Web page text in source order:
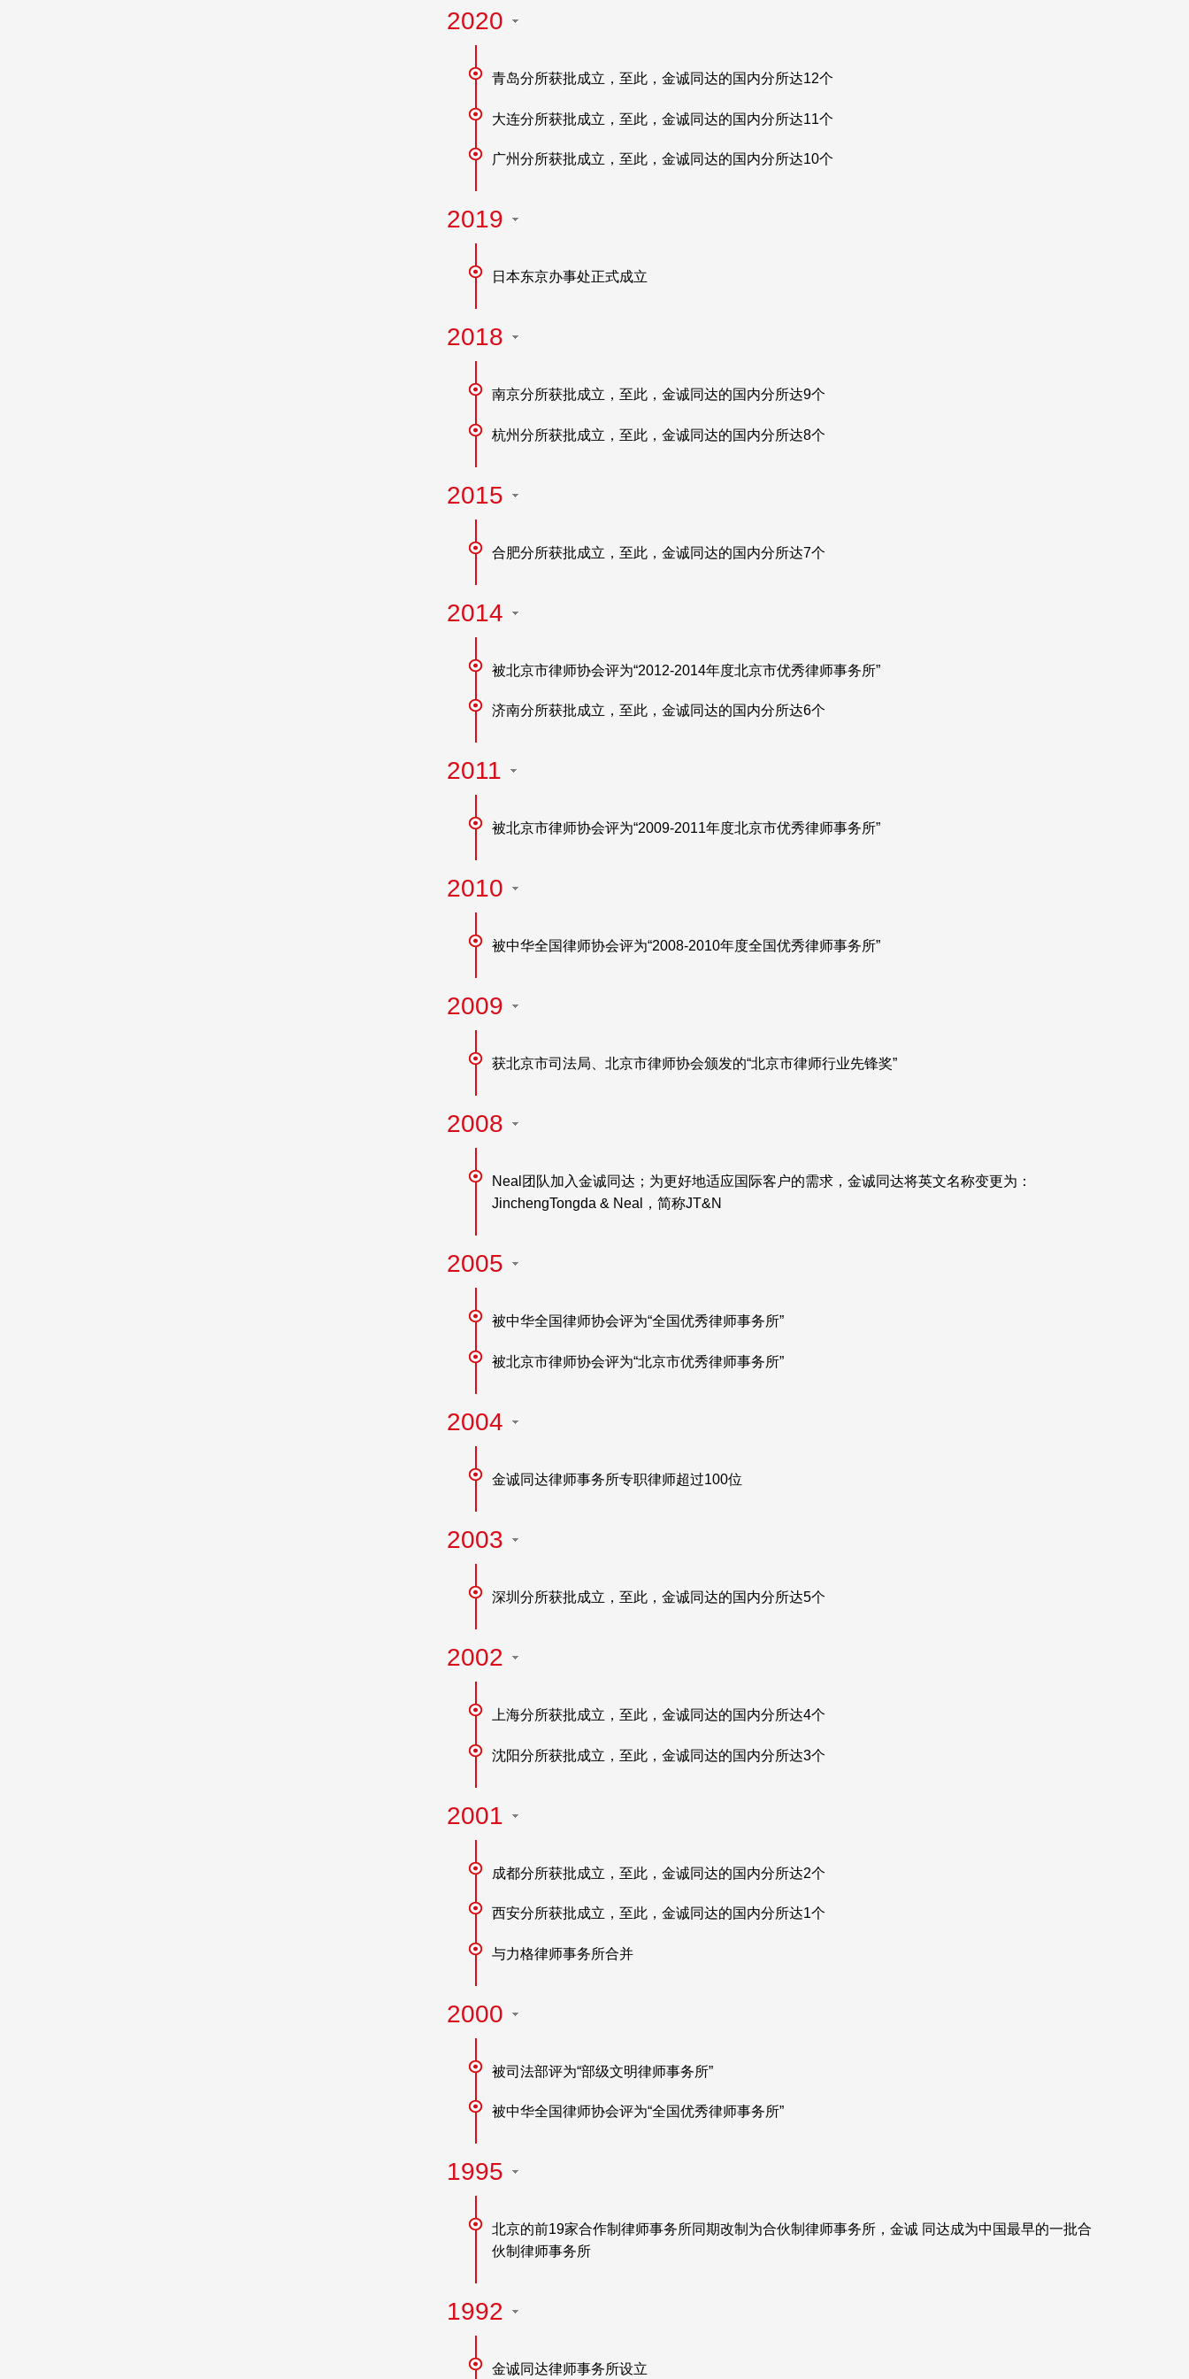
2020
青岛分所获批成立，至此，金诚同达的国内分所达12个
大连分所获批成立，至此，金诚同达的国内分所达11个
广州分所获批成立，至此，金诚同达的国内分所达10个
2019
日本东京办事处正式成立
2018
南京分所获批成立，至此，金诚同达的国内分所达9个
杭州分所获批成立，至此，金诚同达的国内分所达8个
2015
合肥分所获批成立，至此，金诚同达的国内分所达7个
2014
被北京市律师协会评为“2012-2014年度北京市优秀律师事务所”
济南分所获批成立，至此，金诚同达的国内分所达6个
2011
被北京市律师协会评为“2009-2011年度北京市优秀律师事务所”
2010
被中华全国律师协会评为“2008-2010年度全国优秀律师事务所”
2009
获北京市司法局、北京市律师协会颁发的“北京市律师行业先锋奖”
2008
Neal团队加入金诚同达；为更好地适应国际客户的需求，金诚同达将英文名称变更为：
JinchengTongda & Neal，简称JT&N
2005
被中华全国律师协会评为“全国优秀律师事务所”
被北京市律师协会评为“北京市优秀律师事务所”
2004
金诚同达律师事务所专职律师超过100位
2003
深圳分所获批成立，至此，金诚同达的国内分所达5个
2002
上海分所获批成立，至此，金诚同达的国内分所达4个
沈阳分所获批成立，至此，金诚同达的国内分所达3个
2001
成都分所获批成立，至此，金诚同达的国内分所达2个
西安分所获批成立，至此，金诚同达的国内分所达1个
与力格律师事务所合并
2000
被司法部评为“部级文明律师事务所”
被中华全国律师协会评为“全国优秀律师事务所”
1995
北京的前19家合作制律师事务所同期改制为合伙制律师事务所，金诚 同达成为中国最早的一批合
伙制律师事务所
1992
金诚同达律师事务所设立